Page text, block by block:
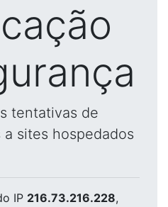
tentativas de
sites hospedados
IP 216.73.216.228,